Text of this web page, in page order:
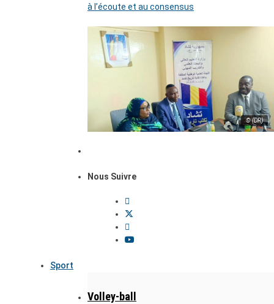
à l’écoute et au consensus
© (DR)
Nous Suivre
Sport
Volley-ball